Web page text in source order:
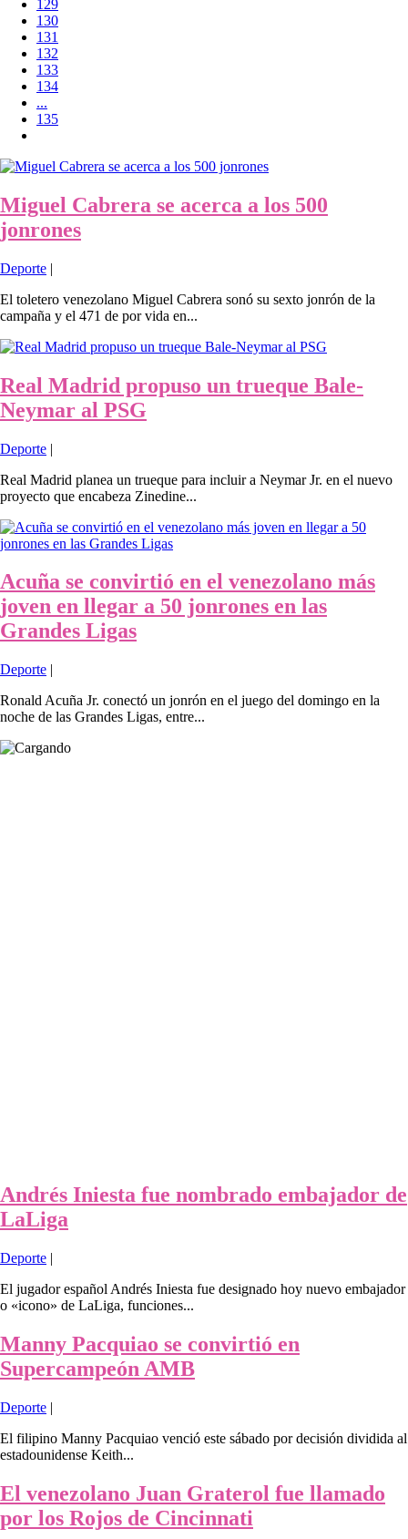
129
130
131
132
133
134
...
135
Miguel Cabrera se acerca a los 500
jonrones
Deporte |
El toletero venezolano Miguel Cabrera sonó su sexto jonrón de la
campaña y el 471 de por vida en...
Real Madrid propuso un trueque Bale-
Neymar al PSG
Deporte |
Real Madrid planea un trueque para incluir a Neymar Jr. en el nuevo
proyecto que encabeza Zinedine...
Acuña se convirtió en el venezolano más
joven en llegar a 50 jonrones en las
Grandes Ligas
Deporte |
Ronald Acuña Jr. conectó un jonrón en el juego del domingo en la
noche de las Grandes Ligas, entre...
Andrés Iniesta fue nombrado embajador de
LaLiga
Deporte |
El jugador español Andrés Iniesta fue designado hoy nuevo embajador
o «icono» de LaLiga, funciones...
Manny Pacquiao se convirtió en
Supercampeón AMB
Deporte |
El filipino Manny Pacquiao venció este sábado por decisión dividida al
estadounidense Keith...
El venezolano Juan Graterol fue llamado
por los Rojos de Cincinnati